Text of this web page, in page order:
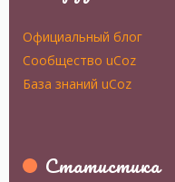
Официальный блог
Сообщество uCoz
База знаний uCoz
Статистика